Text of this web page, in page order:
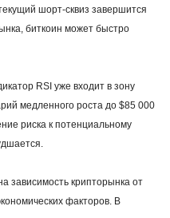
шорт-сквиз завершится
биткоин может быстро
RSI уже входит в зону
медленного роста до $85 000
риска к потенциальному
зависимость крипторынка от
факторов. В